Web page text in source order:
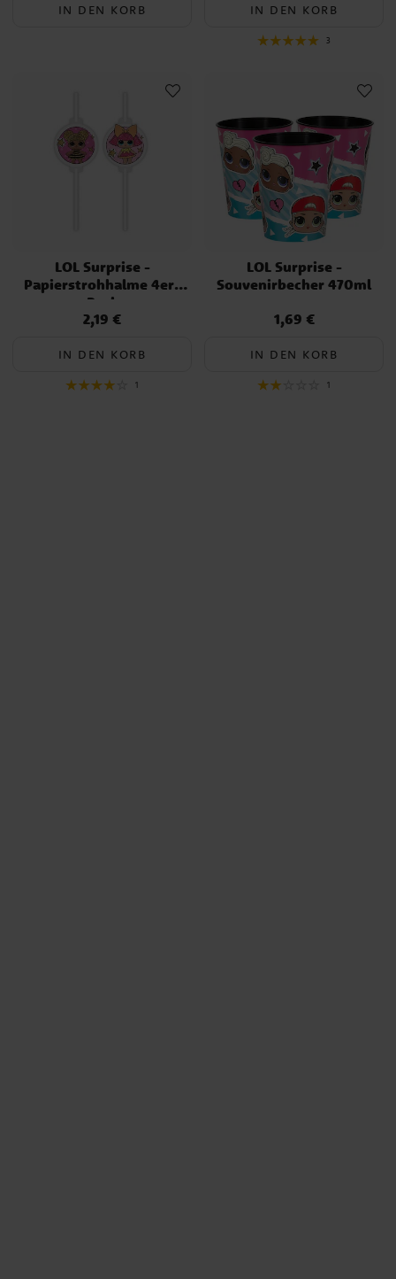
IN DEN KORB IN DEN KORB
3
LOL Surprise -
Papierstrohhalme 4er-
Pack
Preis:2,19 €
2,19 €
IN DEN KORB
1
LOL Surprise -
Souvenirbecher 470ml
Preis:1,69 €
1,69 €
IN DEN KORB
1